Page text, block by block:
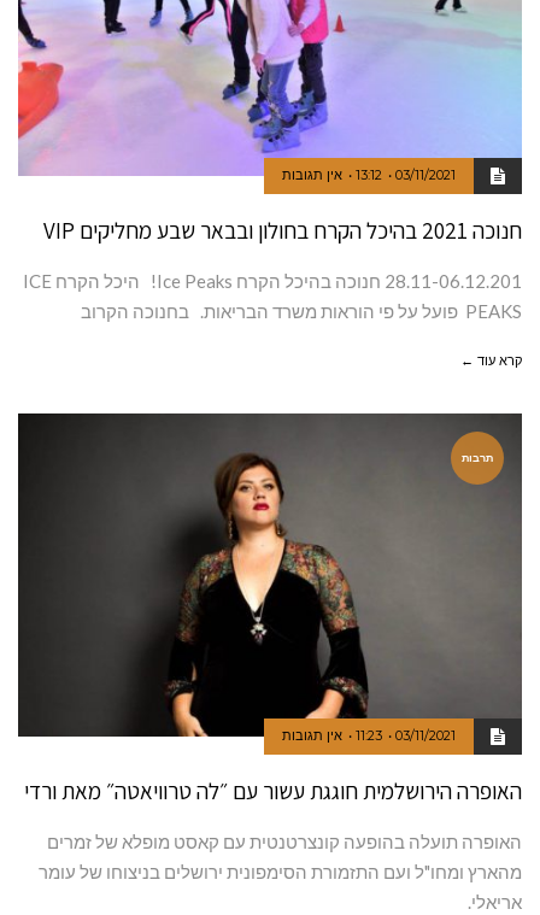
03/11/2021
13:12 אין תגובות
חנוכה 2021 בהיכל הקרח בחולון ובבאר שבע מחליקים VIP
28.11-06.12.201 חנוכה בהיכל הקרח Ice Peaks! היכל הקרח ICE
PEAKS פועל על פי הוראות משרד הבריאות. בחנוכה הקרוב
קרא עוד ←
תרבות
03/11/2021
11:23 אין תגובות
האופרה הירושלמית חוגגת עשור עם ״לה טרוויאטה״ מאת ורדי
האופרה תועלה בהופעה קונצרטנטית עם קאסט מופלא של זמרים
מהארץ ומחו"ל ועם התזמורת הסימפונית ירושלים בניצוחו של עומר
אריאלי.